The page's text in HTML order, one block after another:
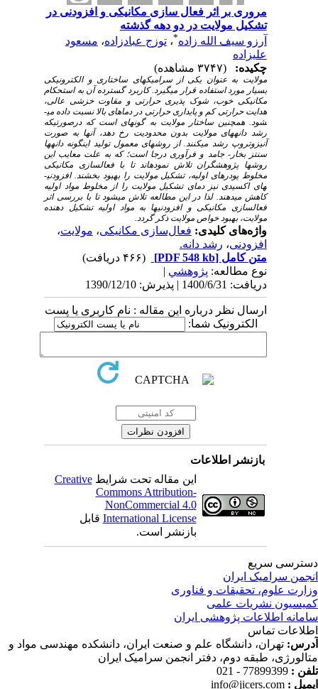
مروری بر اثر فعال سازی مکانیکی و افزودنی در
تشکیل مولایت در دو دهه گذشته
آرزو سیف الله زاده ،توزج عبادزاده،مسعود
علیزاده
چکیده:
مولایت به عنوان یکی از سرامیک­های ساختاری و الکترونیکی
بسیار مورد استفاده قرار می­گیرد. کاربرد گسترده آن به استحکام
مکانیکی خوب، شوک پذیری حرارتی و مقاوت خزشی عالی،
هدایت حرارتی کم و پایداری حرارتی در دماهای بالا نسبت داده می­
شود. همچنین ساختار مولایت به گونه­ای است که درصورتیکه
رشد دانه­های مولایت بدون محدودیت رخ دهد، آنها به صورت
آنیزوتروپ رشد می­کنند. از روش­های معمول تولید این­گونه دانه­ها
سنتز بخار- جامد و فرآوری درجا است؛ که به علت معایب این
روش­ها پژوهشگران تلاش نموده­اند تا با فعال­سازی مکانیکی
مخلوط پودرهای اولیه، تشکیل مولایت را بهبود بخشند. افزودنی­
های اکسیدی نیز دمای تشکیل مولایت را از مخلوط مواد اولیه
کاهش می­دهند. لذا در این مطالعه تلاش می­شود تا با بررسی اثر
فعال­سازی مکانیکی و افزودنی­ها به مواد اولیه تشکیل دهنده
مولایت، بهبود خواص مولایت ذکر گردد.
واژه‌های کلیدی:فعال‌سازی مکانیکی،مولایت،
افزودنی،رشد دانه.
متن کامل[PDF 548 kb]
نوع مطالعه:پژوهشي|
دریافت: 1400/6/31 | پذیرش: 1390/12/10
ارسال نظر درباره این مقاله : نام کاربری یا پست
الکترونیک شما:
بازنشر اطلاعات
این مقاله تحت شرایطCreative
Commons Attribution-
NonCommercial 4.0
International Licenseقابل
بازنشر است.
سریع
سرامیک ایران
علوم، تحقیقات و فناوری
نشریات علمی
اطلاعات پژوهشی ایران
تماس
تهران، دانشگاه علم و صنعت ایران، دانشکده مهندسی مواد و
طبقه دوم، دفتر انجمن سرامیک ایران
:
77899399 - 021
:
info@jicers.com